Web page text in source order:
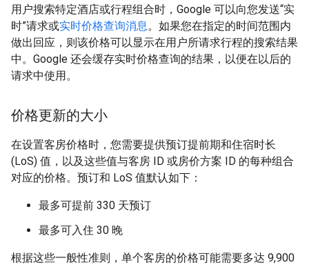
用户搜索特定酒店或行程组合时，Google 可以向您发送“实
时”请求或实时价格查询消息。如果您在指定的时间范围内
做出回应，则该价格可以显示在用户所请求行程的搜索结果
中。Google 还会缓存实时价格查询的结果，以便在以后的
请求中使用。
价格更新的大小
在设置客房价格时，您需要提供预订提前期和住宿时长
(LoS) 值，以及这些值与客房 ID 或房价方案 ID 的每种组合
对应的价格。预订和 LoS 值默认如下：
最多可提前 330 天预订
最多可入住 30 晚
根据这些一般性准则，单个客房的价格可能需要多达 9,900